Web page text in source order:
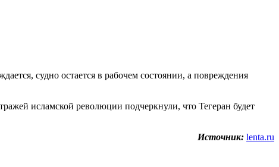
судно остается в рабочем состоянии, а повреждения
исламской революции подчеркнули, что Тегеран будет
Источник: lenta.ru